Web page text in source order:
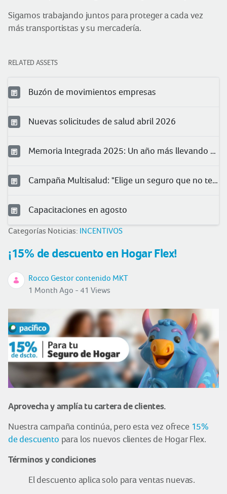
Sigamos trabajando juntos para proteger a cada vez
más transportistas y su mercadería.
RELATED ASSETS
Buzón de movimientos empresas
Nuevas solicitudes de salud abril 2026
Memoria Integrada 2025: Un año más llevando protección a más peruanos
Campaña Multisalud: "Elige un seguro que no te quede chico"
Capacitaciones en agosto
Categorías Noticias: INCENTIVOS
¡15% de descuento en Hogar Flex!
Rocco Gestor contenido MKT
1 Month Ago - 41 Views
Aprovecha y amplía tu cartera de clientes.
Nuestra campaña continúa, pero esta vez ofrece 15%
de descuento para los nuevos clientes de Hogar Flex.
Términos y condiciones
El descuento aplica solo para ventas nuevas.